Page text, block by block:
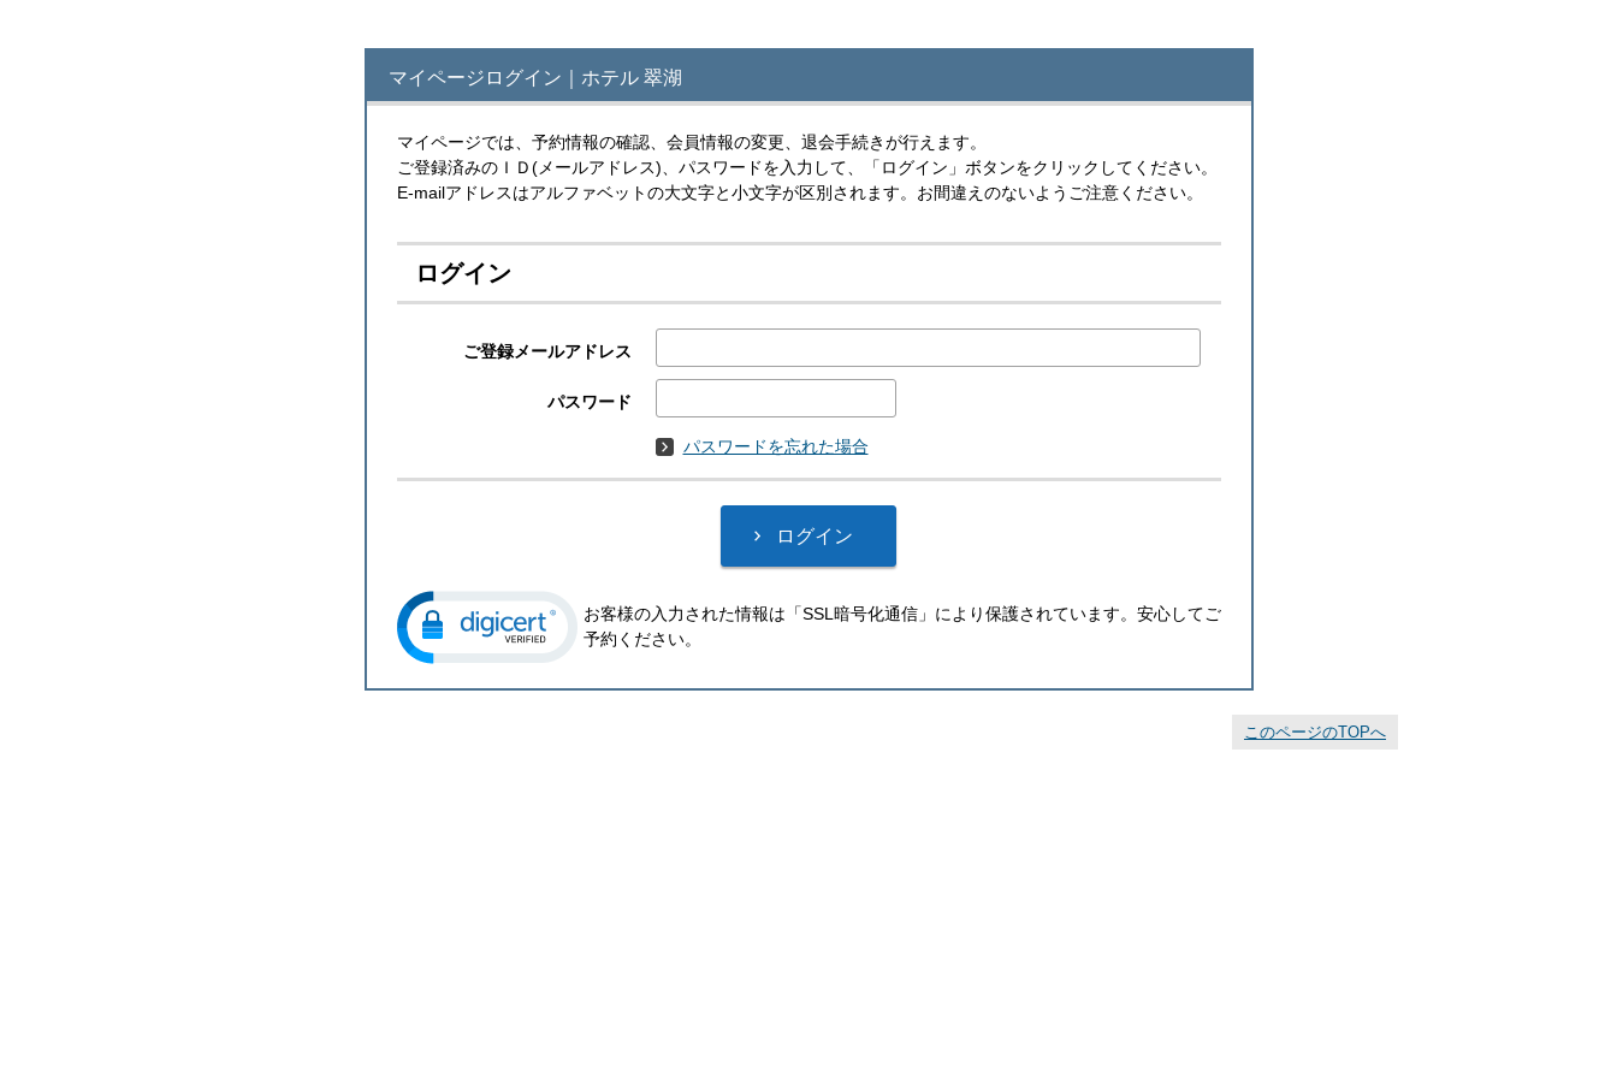
マイページログイン｜ホテル 翠湖
マイページでは、予約情報の確認、会員情報の変更、退会手続きが行えます。
ご登録済みのＩＤ(メールアドレス)、パスワードを入力して、「ログイン」ボタンをクリックしてください。
E-mailアドレスはアルファベットの大文字と小文字が区別されます。お間違えのないようご注意ください。
ログイン
ご登録メールアドレス
パスワード
パスワードを忘れた場合
お客様の入力された情報は「SSL暗号化通信」により保護されています。安心してご
予約ください。
このページのTOPへ